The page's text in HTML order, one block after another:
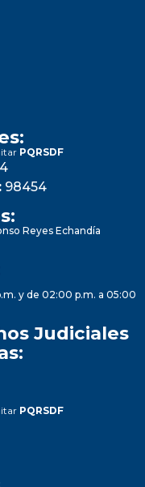
PQRSDF
98454
Reyes Echandía
y de 02:00 p.m. a 05:00
Judiciales
PQRSDF